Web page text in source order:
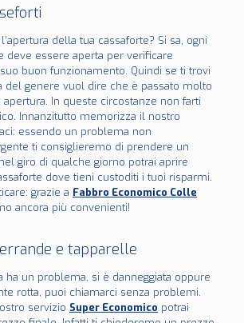
della tua cassaforte? Si sa, ogni
deve essere aperta per verificare
buon funzionamento. Quindi se ti trovi
del genere vuol dire che è passato molto
In queste circostanze non farti
Innanzitutto memorizza il nostro
essendo un problema non
ti consiglieremo di prendere un
giro di qualche giorno potrai aprire
dove tieni custoditi i tuoi risparmi.
grazie a Fabbro Economico Colle
ancora più convenienti!
e tapparelle
ha un problema, si è danneggiata oppure
rotta, puoi chiamarci senza problemi.
servizio Super Economico potrai